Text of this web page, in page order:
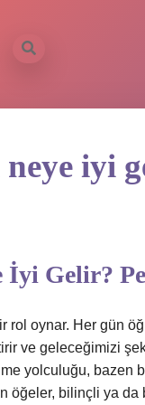
iyi
İyi Gelir?
rol oynar. Her gün
ve geleceğimizi
yolculuğu, bazen
öğeler, bilinçli ya